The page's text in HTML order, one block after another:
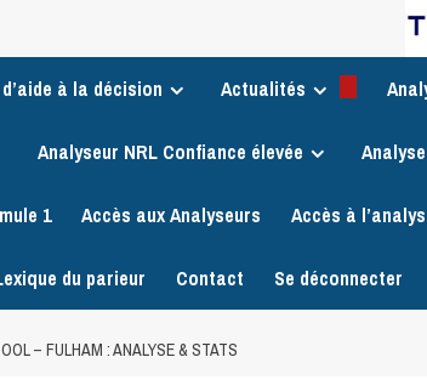
à la décision Actualités
Analyseur NRL Confiance élevée
1 Accès aux Analyseurs Accès à
du parieur Contact Se déconnecter
– FULHAM : ANALYSE & STATS